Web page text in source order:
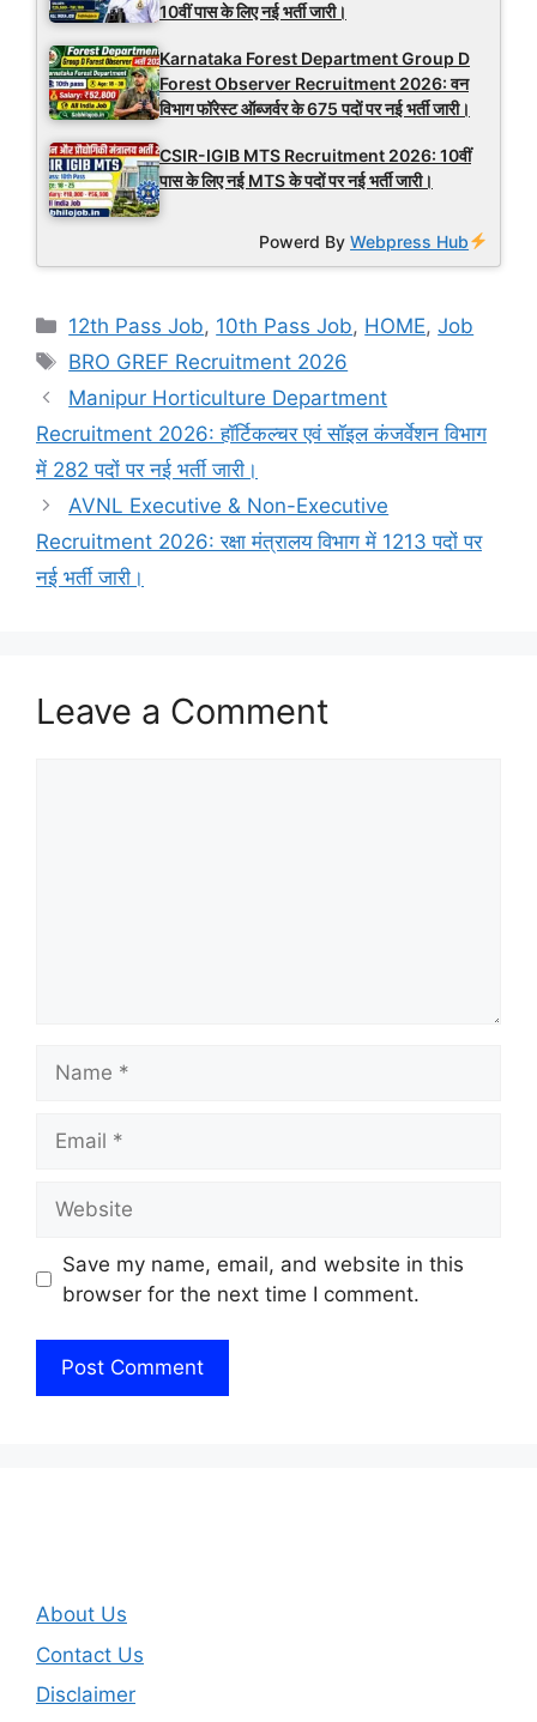
10वीं पास के लिए नई भर्ती जारी।
Karnataka Forest Department Group D
Forest Observer Recruitment 2026: वन
विभाग फॉरेस्ट ऑब्जर्वर के 675 पदों पर नई भर्ती जारी।
CSIR-IGIB MTS Recruitment 2026: 10वीं
पास के लिए नई MTS के पदों पर नई भर्ती जारी।
Powerd ByWebpress Hub
Categories
12th Pass Job, 10th Pass Job, HOME,Job
Tags
BRO GREF Recruitment 2026
Manipur Horticulture Department
Recruitment 2026: हॉर्टिकल्चर एवं सॉइल कंजर्वेशन विभाग
में 282 पदों पर नई भर्ती जारी।
AVNL Executive & Non-Executive
Recruitment 2026: रक्षा मंत्रालय विभाग में 1213 पदों पर
नई भर्ती जारी।
Leave a Comment
Save my name, email, and website in this
browser for the next time I comment.
About Us
Contact Us
Disclaimer